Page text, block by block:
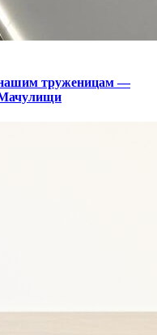
нашим труженицам —
Мачулищи